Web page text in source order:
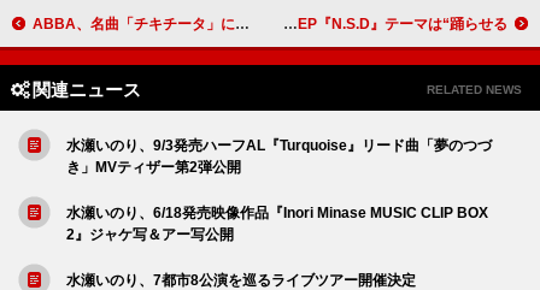
ABBA、名曲「チキチータ」に迫るNHK特番が8/31放送 N.S.DANCEMBLE、1st EP『N.S.D』テーマは“踊らせる”
関連ニュース RELATED NEWS
水瀬いのり、9/3発売ハーフAL『Turquoise』リード曲「夢のつづ
き」MVティザー第2弾公開
水瀬いのり、6/18発売映像作品『Inori Minase MUSIC CLIP BOX
2』ジャケ写＆アー写公開
水瀬いのり、7都市8公演を巡るライブツアー開催決定